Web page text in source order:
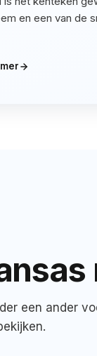
en een van de
een ander